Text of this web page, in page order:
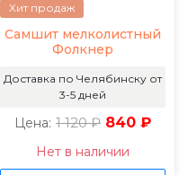
Хит продаж
Самшит мелколистный
Фолкнер
Доставка по Челябинску от
3-5 дней
Цена: 1 120 ₽ 840 ₽
Нет в наличии